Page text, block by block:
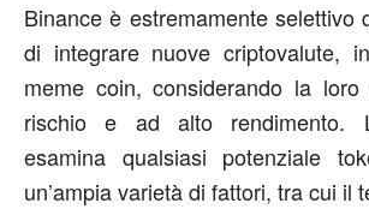
Binance è estremamente selettivo
di integrare nuove criptovalute,
meme coin, considerando la
rischio e ad alto rendimento.
esamina qualsiasi potenziale
un’ampia varietà di fattori, tra cui il